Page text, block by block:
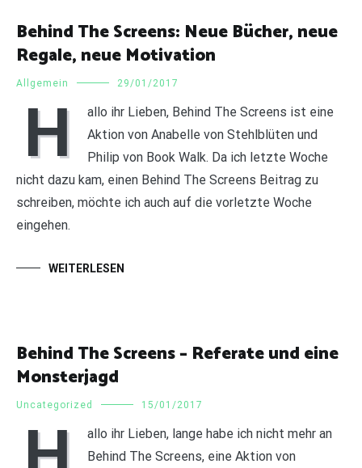
Behind The Screens: Neue Bücher, neue
Regale, neue Motivation
Allgemein 29/01/2017
H
allo ihr Lieben, Behind The Screens ist eine
Aktion von Anabelle von Stehlblüten und
Philip von Book Walk. Da ich letzte Woche
nicht dazu kam, einen Behind The Screens Beitrag zu
schreiben, möchte ich auch auf die vorletzte Woche
eingehen.
WEITERLESEN
Behind The Screens – Referate und eine
Monsterjagd
Uncategorized 15/01/2017
allo ihr Lieben, lange habe ich nicht mehr an
Behind The Screens, eine Aktion von